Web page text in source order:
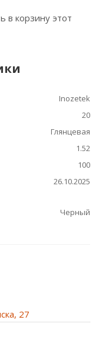
в корзину этот
Inozetek
20
Глянцевая
1.52
100
26.10.2025
Черный
27